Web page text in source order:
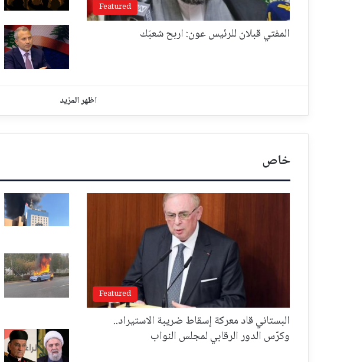
Featured
المفتي قبلان للرئيس عون: اربح شعبَك
اظهر المزيد
خاص
Featured
البستاني قاد معركة إسقاط ضريبة الاستيراد..
وكرّس الدور الرقابي لمجلس النواب